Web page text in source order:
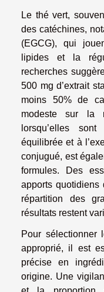
Le thé vert,
des catéchines,
(EGCG), qui
lipides et la
recherches
500 mg d’extrait
moins 50% de
modeste sur la
lorsqu’elles
équilibrée et à
conjugué, est
formules. Des
apports
répartition des
résultats restent
Pour sélectionner
approprié, il est
précise en
origine. Une